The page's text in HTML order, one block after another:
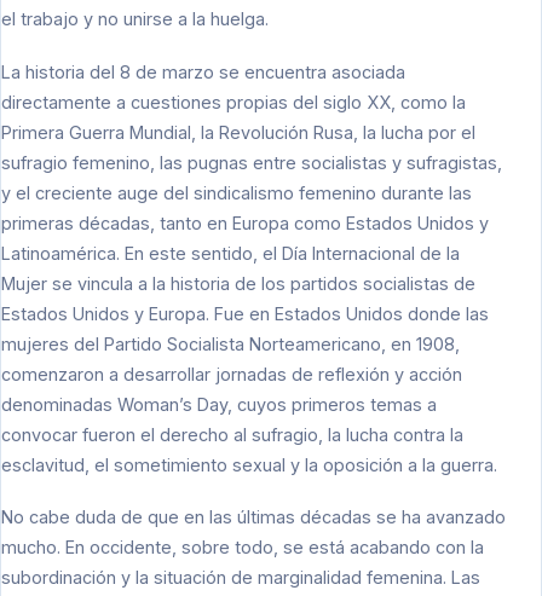
el trabajo y no unirse a la huelga.
La historia del 8 de marzo se encuentra asociada
directamente a cuestiones propias del siglo XX, como la
Primera Guerra Mundial, la Revolución Rusa, la lucha por el
sufragio femenino, las pugnas entre socialistas y sufragistas,
y el creciente auge del sindicalismo femenino durante las
primeras décadas, tanto en Europa como Estados Unidos y
Latinoamérica. En este sentido, el Día Internacional de la
Mujer se vincula a la historia de los partidos socialistas de
Estados Unidos y Europa. Fue en Estados Unidos donde las
mujeres del Partido Socialista Norteamericano, en 1908,
comenzaron a desarrollar jornadas de reflexión y acción
denominadas Woman’s Day, cuyos primeros temas a
convocar fueron el derecho al sufragio, la lucha contra la
esclavitud, el sometimiento sexual y la oposición a la guerra.
No cabe duda de que en las últimas décadas se ha avanzado
mucho. En occidente, sobre todo, se está acabando con la
subordinación y la situación de marginalidad femenina. Las